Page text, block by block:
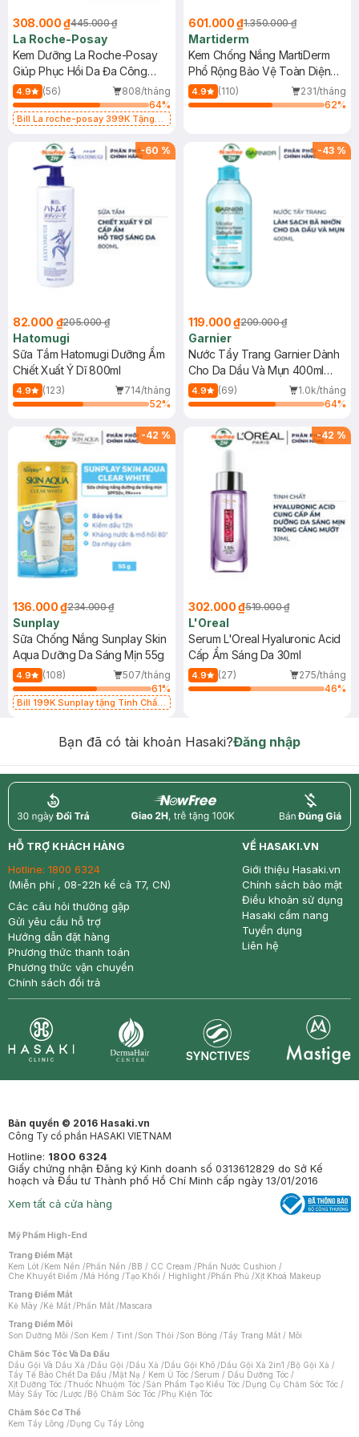
308.000 ₫445.000 ₫
La Roche-Posay
Kem Dưỡng La Roche-Posay
Giúp Phục Hồi Da Đa Công
Dụng 40ml
4.9 (56)
808/tháng
64%
Bill La roche-posay 399K Tặng
(SL có hạn)
601.000 ₫1.350.000 ₫
Martiderm
Kem Chống Nắng MartiDerm
Phổ Rộng Bảo Vệ Toàn Diện
40ml
4.9 (110)
231/tháng
62%
-60 %
82.000 ₫205.000 ₫
Hatomugi
Sữa Tắm Hatomugi Dưỡng Ẩm
Chiết Xuất Ý Dĩ 800ml
4.9 (123)
714/tháng
52%
-43 %
119.000 ₫209.000 ₫
Garnier
Nước Tẩy Trang Garnier Dành
Cho Da Dầu Và Mụn 400ml
(Mới)
4.9 (69)
1.0k/tháng
64%
-42 %
136.000 ₫234.000 ₫
Sunplay
Sữa Chống Nắng Sunplay Skin
Aqua Dưỡng Da Sáng Mịn 55g
4.9 (108)
507/tháng
61%
Bill 199K Sunplay tặng Tinh Chất
-42 %
302.000 ₫519.000 ₫
L'Oreal
Serum L'Oreal Hyaluronic Acid
Cấp Ẩm Sáng Da 30ml
4.9 (27)
275/tháng
46%
Bạn đã có tài khoản Hasaki?Đăng nhập
return nowfree price
HỖ TRỢ KHÁCH HÀNG
Hotline: 1800 6324
(Miễn phí , 08-22h kể cả T7, CN)
Các câu hỏi thường gặp
Gửi yêu cầu hỗ trợ
Hướng dẫn đặt hàng
Phương thức thanh toán
Phương thức vận chuyển
Chính sách đổi trả
VỀ HASAKI.VN
Giới thiệu Hasaki.vn
Chính sách bảo mật
Điều khoản sử dụng
Hasaki cẩm nang
Tuyển dụng
Liên hệ
Bản quyền © 2016 Hasaki.vn
Công Ty cổ phần HASAKI VIETNAM
Hotline: 1800 6324
Giấy chứng nhận Đăng ký Kinh doanh số 0313612829 do Sở Kế
hoạch và Đầu tư Thành phố Hồ Chí Minh cấp ngày 13/01/2016
Xem tất cả cửa hàng
Mỹ Phẩm High-End
Trang Điểm Mặt
Kem Lót /Kem Nền /Phấn Nền /BB / CC Cream /Phấn Nước Cushion /
Che Khuyết Điểm /Má Hồng /Tạo Khối / Highlight /Phấn Phủ /Xịt Khoá Makeup
Trang Điểm Mắt
Kẻ Mày /Kẻ Mắt /Phấn Mắt /Mascara
Trang Điểm Môi
Son Dưỡng Môi /Son Kem / Tint /Son Thỏi /Son Bóng /Tẩy Trang Mắt / Môi
Chăm Sóc Tóc Và Da Đầu
Dầu Gội Và Dầu Xả /Dầu Gội /Dầu Xả /Dầu Gội Khô /Dầu Gội Xả 2in1 /Bộ Gội Xả /
Tẩy Tế Bào Chết Da Đầu /Mặt Nạ / Kem Ủ Tóc /Serum / Dầu Dưỡng Tóc /
Xịt Dưỡng Tóc /Thuốc Nhuộm Tóc /Sản Phẩm Tạo Kiểu Tóc /Dụng Cụ Chăm Sóc Tóc /
Máy Sấy Tóc /Lược /Bộ Chăm Sóc Tóc /Phụ Kiện Tóc
Chăm Sóc Cơ Thể
Kem Tẩy Lông /Dụng Cụ Tẩy Lông